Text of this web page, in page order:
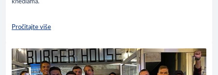
knedlama.
Pročitajte više